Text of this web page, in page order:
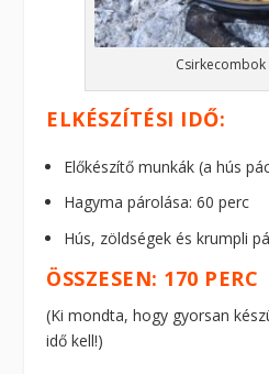
ELKÉSZÍTÉSI IDŐ:
Előkészítő munkák (a hús
Hagyma párolása: 60 perc
Hús, zöldségek és krumpli
ÖSSZESEN: 170 PERC
(Ki mondta, hogy gyorsan
idő kell!)